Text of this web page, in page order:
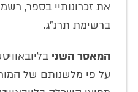
את זכרונותיי בספר,
ברשימת תרנ"ג.
המאסר השני
על פי מלשנותם של